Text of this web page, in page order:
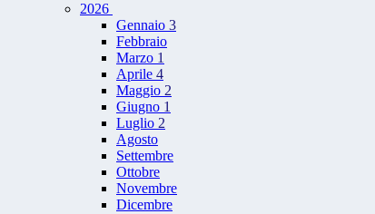
2026
Gennaio 3
Febbraio
Marzo 1
Aprile 4
Maggio 2
Giugno 1
Luglio 2
Agosto
Settembre
Ottobre
Novembre
Dicembre